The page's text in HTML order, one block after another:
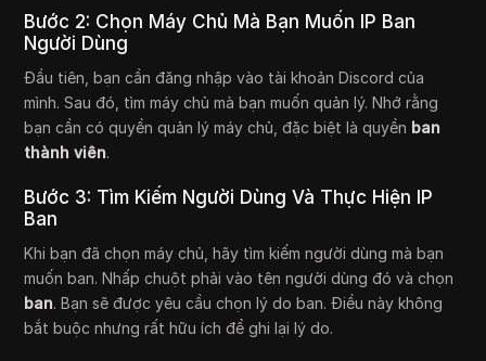
Bước 2: Chọn Máy Chủ Mà Bạn Muốn IP Ban
Người Dùng
Đầu tiên, bạn cần đăng nhập vào tài khoản Discord của
mình. Sau đó, tìm máy chủ mà bạn muốn quản lý. Nhớ rằng
bạn cần có quyền quản lý máy chủ, đặc biệt là quyền ban
thành viên.
Bước 3: Tìm Kiếm Người Dùng Và Thực Hiện IP
Ban
Khi bạn đã chọn máy chủ, hãy tìm kiếm người dùng mà bạn
muốn ban. Nhấp chuột phải vào tên người dùng đó và chọn
ban. Bạn sẽ được yêu cầu chọn lý do ban. Điều này không
bắt buộc nhưng rất hữu ích để ghi lại lý do.